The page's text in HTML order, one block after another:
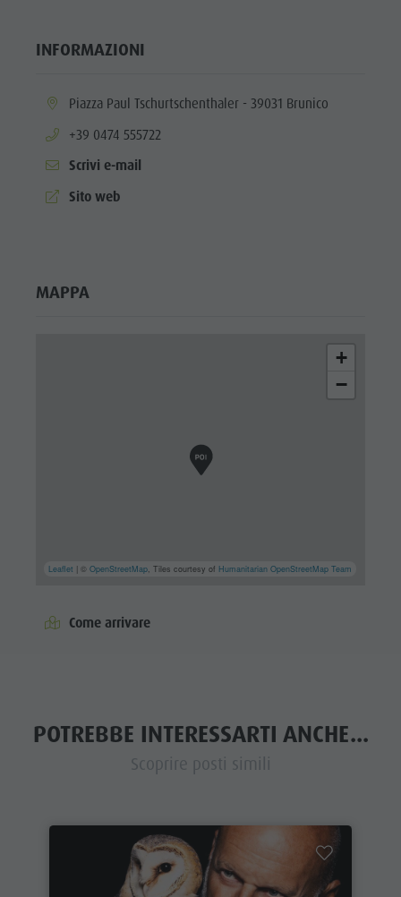
INFORMAZIONI
aria.location:
Piazza Paul Tschurtschenthaler - 39031 Brunico
aria.phone:
+39 0474 555722
Scrivi e-mail
aria.website:
Sito web
MAPPA
+
−
Leaflet | ©OpenStreetMap, Tiles courtesy of Humanitarian OpenStreetMap Team
Come arrivare
POTREBBE INTERESSARTI ANCHE...
Scoprire posti simili